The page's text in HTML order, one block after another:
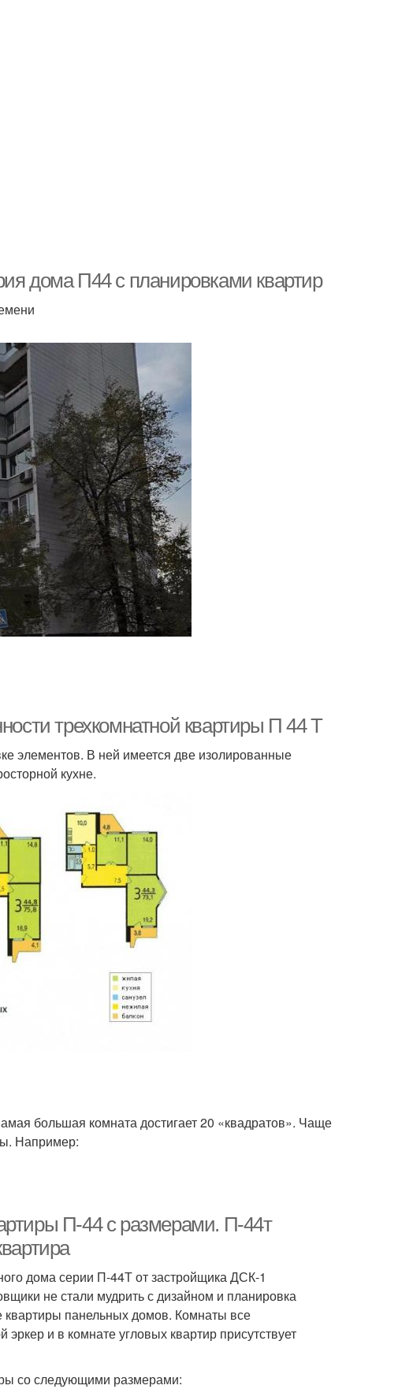
дома П44 с планировками квартир
трехкомнатной квартиры П 44 Т
элементов. В ней имеется две изолированные
кухне.
большая комната достигает 20 «квадратов». Чаще
Например:
П-44 с размерами. П-44т
дома серии П-44Т от застройщика ДСК-1
не стали мудрить с дизайном и планировка
квартиры панельных домов. Комнаты все
и в комнате угловых квартир присутствует
со следующими размерами: